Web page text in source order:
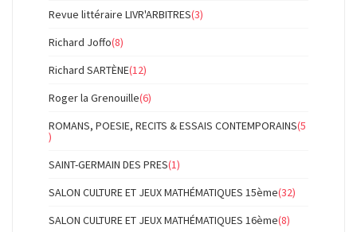
Revue littéraire LIVR'ARBITRES(3)
Richard Joffo(8)
Richard SARTÈNE(12)
Roger la Grenouille(6)
ROMANS, POESIE, RECITS & ESSAIS CONTEMPORAINS(5
)
SAINT-GERMAIN DES PRES(1)
SALON CULTURE ET JEUX MATHÉMATIQUES 15ème(32)
SALON CULTURE ET JEUX MATHÉMATIQUES 16ème(8)